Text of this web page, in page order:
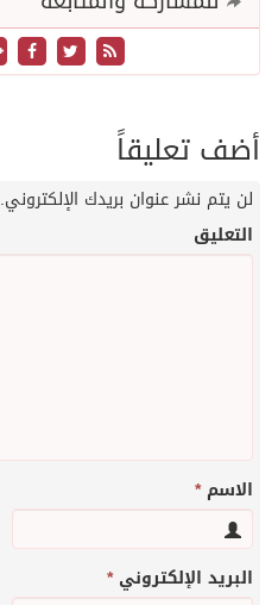
أضف تعليقاً
لن يتم نشر عنوان بريدك الإلكتروني.
التعليق
الاسم*
البريد الإلكتروني*